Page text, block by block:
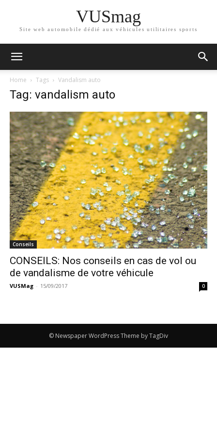
VUSmag
Site web automobile dédié aux véhicules utilitaires sports
Home Tags Vandalism auto
Tag: vandalism auto
Conseils
CONSEILS: Nos conseils en cas de vol ou
de vandalisme de votre véhicule
VUSMag - 15/09/2017 0
© Newspaper WordPress Theme by TagDiv